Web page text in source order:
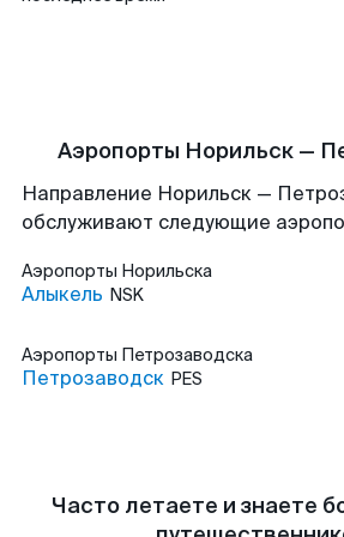
Аэропорты Норильск —
Направление Норильск —
обслуживают следующие
Аэропорты Норильска
Алыкель NSK
Аэропорты Петрозаводска
Петрозаводск PES
Часто летаете и знаете